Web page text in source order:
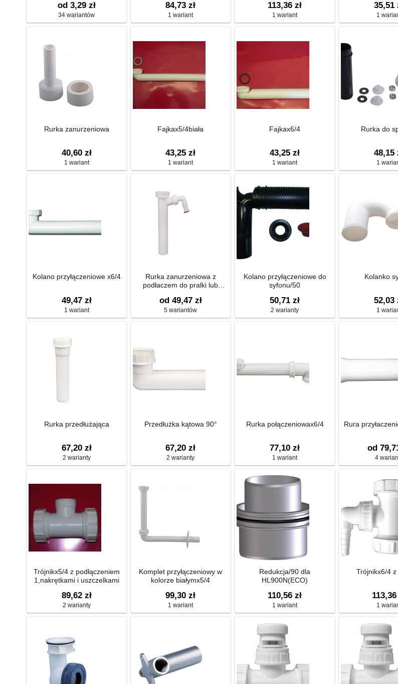
od 3,29 zł
34 wariantów
84,73 zł
1 wariant
113,36 zł
1 wariant
35,51
1
Rurka zanurzeniowa
40,60 zł
1 wariant
Fajkax5/4biała
43,25 zł
1 wariant
Fajkax6/4
43,25 zł
1 wariant
Rurka do
48,15
1
Kolano przyłączeniowe x6/4
49,47 zł
1 wariant
Rurka zanurzeniowa z
podłaczem do pralki lub
od 49,47 zł
5 wariantów
Kolano przyłączeniowe do
syfonu/50
50,71 zł
2 warianty
Kolanko
52,03
1
Rurka przedłużająca
67,20 zł
2 warianty
Przedłużka kątowa 90°
67,20 zł
2 warianty
Rurka połączeniowax6/4
77,10 zł
1 wariant
Rura
od
4
Trójnikx5/4 z podłączeniem
1,nakrętkami i uszczelkami
89,62 zł
2 warianty
Komplet przyłączeniowy w
kolorze białymx5/4
99,30 zł
1 wariant
Redukcja/90 dla
HL900N(ECO)
110,56 zł
1 wariant
Trójnikx6/4
113,36
1